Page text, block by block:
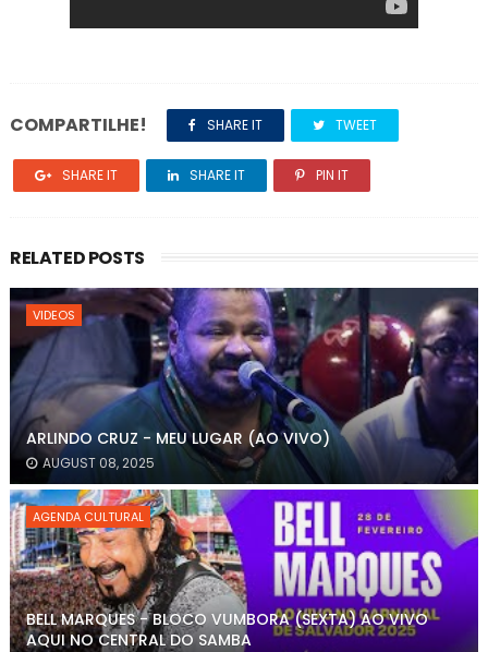
COMPARTILHE! SHARE IT TWEET
SHARE IT SHARE IT PIN IT
RELATED POSTS
VIDEOS
ARLINDO CRUZ - MEU LUGAR (AO VIVO)
AUGUST 08, 2025
AGENDA CULTURAL
BELL MARQUES - BLOCO VUMBORA (SEXTA) AO VIVO
AQUI NO CENTRAL DO SAMBA